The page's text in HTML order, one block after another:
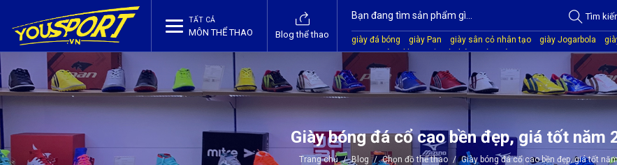
TẤT CẢ
MÔN THỂ THAO Blog thể thao
Tìm
giày đá bóng giày Pan giày sân cỏ nhân tạo giày Jogarbola
Mitre
giày Akka quần áo bóng đá giày Kamito
Giày bóng đá cổ cao bền đẹp, giá tốt năm
Trang chủ / Blog / Chọn đồ thể thao / Giày bóng đá cổ cao bền đẹp, giá tốt